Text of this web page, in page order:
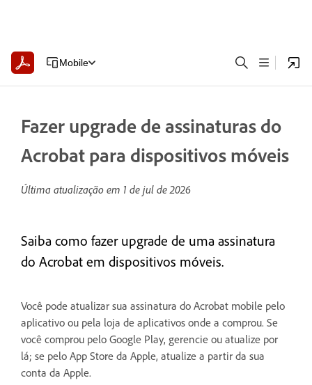
Mobile
Fazer upgrade de assinaturas do
Acrobat para dispositivos móveis
Última atualização em 1 de jul de 2026
Saiba como fazer upgrade de uma assinatura
do Acrobat em dispositivos móveis.
Você pode atualizar sua assinatura do Acrobat mobile pelo
aplicativo ou pela loja de aplicativos onde a comprou. Se
você comprou pelo Google Play, gerencie ou atualize por
lá; se pelo App Store da Apple, atualize a partir da sua
conta da Apple.